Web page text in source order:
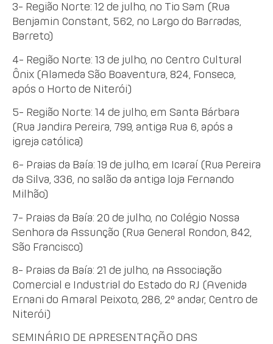
3- Região Norte: 12 de julho, no Tio Sam (Rua
Benjamin Constant, 562, no Largo do Barradas,
Barreto)
4- Região Norte: 13 de julho, no Centro Cultural
Ônix (Alameda São Boaventura, 824, Fonseca,
após o Horto de Niterói)
5- Região Norte: 14 de julho, em Santa Bárbara
(Rua Jandira Pereira, 799, antiga Rua 6, após a
igreja católica)
6- Praias da Baía: 19 de julho, em Icaraí (Rua Pereira
da Silva, 336, no salão da antiga loja Fernando
Milhão)
7- Praias da Baía: 20 de julho, no Colégio Nossa
Senhora da Assunção (Rua General Rondon, 842,
São Francisco)
8- Praias da Baía: 21 de julho, na Associação
Comercial e Industrial do Estado do RJ (Avenida
Ernani do Amaral Peixoto, 286, 2º andar, Centro de
Niterói)
SEMINÁRIO DE APRESENTAÇÃO DAS